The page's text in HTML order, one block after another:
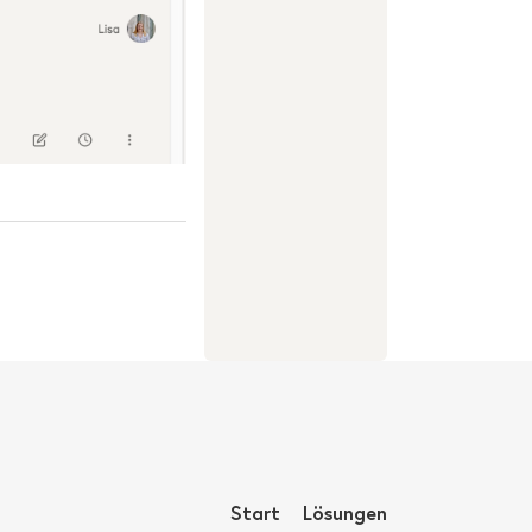
Start Lösungen